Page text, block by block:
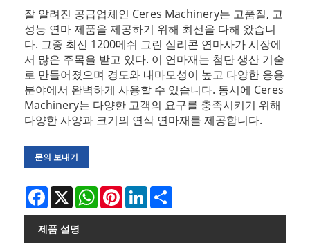
잘 알려진 공급업체인 Ceres Machinery는 고품질, 고
성능 연마 제품을 제공하기 위해 최선을 다해 왔습니
다. 그중 최신 1200메쉬 그린 실리콘 연마사가 시장에
서 많은 주목을 받고 있다. 이 연마재는 첨단 생산 기술
로 만들어졌으며 경도와 내마모성이 높고 다양한 응용
분야에서 완벽하게 사용할 수 있습니다. 동시에 Ceres
Machinery는 다양한 고객의 요구를 충족시키기 위해
다양한 사양과 크기의 연삭 연마재를 제공합니다.
문의 보내기
Facebook
X WhatsAppPinterestLinkedIn
제품 설명